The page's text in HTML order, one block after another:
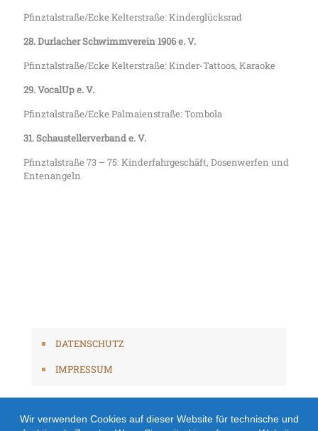
Wir verwenden Cookies auf dieser Website für technische und
Pfinztalstraße/Ecke Kelterstraße: Kinderglücksrad
28. Durlacher Schwimmverein 1906 e. V.
Pfinztalstraße/Ecke Kelterstraße: Kinder-Tattoos, Karaoke
29. VocalUp e. V.
Pfinztalstraße/Ecke Palmaienstraße: Tombola
31. Schaustellerverband e. V.
Pfinztalstraße 73 – 75: Kinderfahrgeschäft, Dosenwerfen und
Entenangeln
DATENSCHUTZ
IMPRESSUM